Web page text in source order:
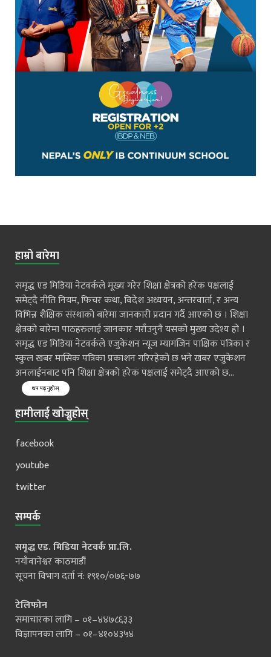
हाम्रो बारेमा
समृद्ध एड मिडिया नेटवर्कले मूख्य गरेर शिक्षा क्षेत्रको हरेक पक्षलाई
समेट्दै नीति नियम, फिचर कथा, विदेश अध्ययन, अन्तरवार्ता, र अन्य
विभिन्न शैक्षिक संस्थाको बारेमा जानकारी प्रदान गर्दै आएको छ । शिक्षा
क्षेत्रको बारेमा पाठहरुलाई जानकार गराँउनुनै यसको मुख्य उदेश्य हो ।
समृद्ध एड मिडिया नेटवर्कले एजुकेशन न्यूज म्यागजिन पाक्षिक पत्रिका र
स्कुल खबर मासिक पत्रिका प्रकाशन गरिरहेको छ भने खबर एजुकेशन
अनलाईनबाट पनि शिक्षा क्षेत्रको हरेक पक्षलाई समेट्दै आएको छ...
थप पढ्नुहोस्
हामीलाई खोज्नुहोस्
facebook
youtube
twitter
सम्पर्क
समृद्ध एड. मिडिया नेटवर्क प्रा.लि.
नयाँवानेश्वर काठमाडौं
सूचना विभाग दर्ता नं: १९१०/०७६-७७
टेलिफोन
समाचारका लागि – ०१–४४७८६३३
विज्ञापनका लागि – ०१–४१०४३५४